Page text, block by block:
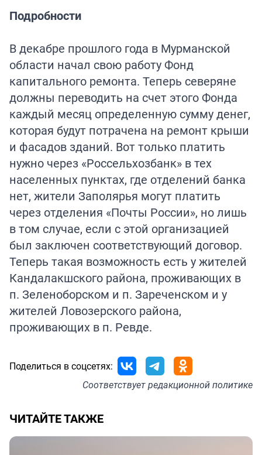
Подробности
В декабре прошлого года в Мурманской
области начал свою работу Фонд
капитального ремонта. Теперь северяне
должны переводить на счет этого Фонда
каждый месяц определенную сумму денег,
которая будут потрачена на ремонт крыши
и фасадов зданий. Вот только платить
нужно через «Россельхозбанк» в тех
населенных пунктах, где отделений банка
нет, жители Заполярья могут платить
через отделения «Почты России», но лишь
в том случае, если с этой организацией
был заключен соответствующий договор.
Теперь такая возможность есть у жителей
Кандалакшского района, проживающих в
п. Зеленоборском и п. Зареченском и у
жителей Ловозерского района,
проживающих в п. Ревде.
Поделиться в соцсетях:
Соответствуетредакционной политике
ЧИТАЙТЕ ТАКЖЕ